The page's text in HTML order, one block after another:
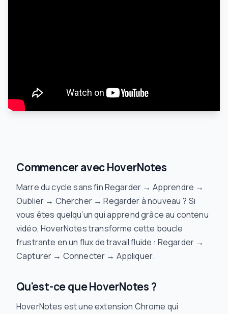
Commencer avec HoverNotes
Marre du cycle sans finRegarder → Apprendre →
Oublier → Chercher → Regarder à nouveau ? Si
vous êtes quelqu’un qui apprend grâce au contenu
vidéo, HoverNotes transforme cette boucle
frustrante en un flux de travail fluide : Regarder →
Capturer → Connecter → Appliquer.
Qu'est-ce que HoverNotes ?
HoverNotes est une extension Chrome qui